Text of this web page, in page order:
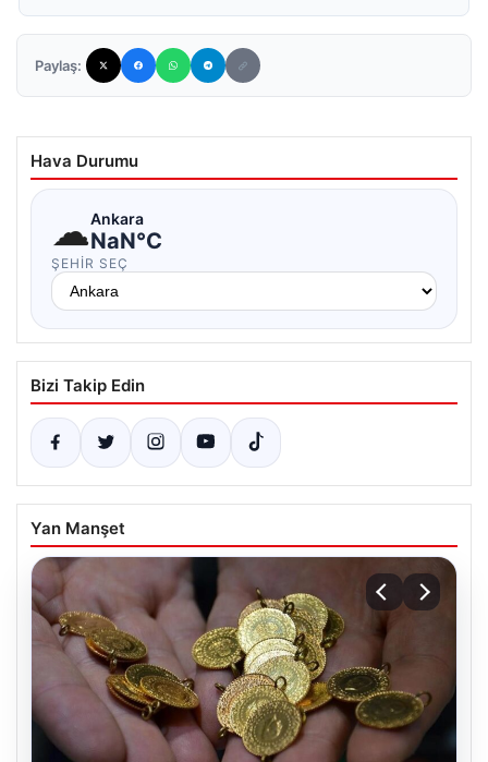
Paylaş:
Hava Durumu
☁Ankara
NaN°C
ŞEHIR SEÇ
Bizi Takip Edin
Yan Manşet